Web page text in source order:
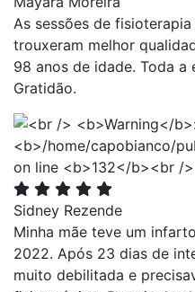
As sessões de
trouxeram melhor
98 anos de idade. Toda a
Gratidão.
Sidney Rezende
Minha mãe teve um
2022. Após 23 dias de
muito debilitada e